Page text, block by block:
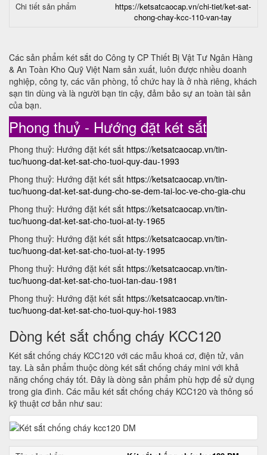
Chi tiết sản phẩm
https://ketsatcaocap.vn/chi-tiet/ket-sat-
chong-chay-kcc-110-van-tay
Các sản phẩm két sắt do Công ty CP Thiết Bị Vật Tư Ngân Hàng
& An Toàn Kho Quỹ Việt Nam sản xuất, luôn được nhiều doanh
nghiệp, công ty, các văn phòng, tổ chức hay là ở nhà riêng, khách
sạn tin dùng và là người bạn tin cậy, đảm bảo sự an toàn tài sản
của bạn.
Phong thuỷ - Hướng đặt két sắt
Phong thuỷ: Hướng đặt két sắt https://ketsatcaocap.vn/tin-
tuc/huong-dat-ket-sat-cho-tuoi-quy-dau-1993
Phong thuỷ: Hướng đặt két sắt https://ketsatcaocap.vn/tin-
tuc/huong-dat-ket-sat-dung-cho-se-dem-tai-loc-ve-cho-gia-chu
Phong thuỷ: Hướng đặt két sắt https://ketsatcaocap.vn/tin-
tuc/huong-dat-ket-sat-cho-tuoi-at-ty-1965
Phong thuỷ: Hướng đặt két sắt https://ketsatcaocap.vn/tin-
tuc/huong-dat-ket-sat-cho-tuoi-at-ty-1995
Phong thuỷ: Hướng đặt két sắt https://ketsatcaocap.vn/tin-
tuc/huong-dat-ket-sat-cho-tuoi-tan-dau-1981
Phong thuỷ: Hướng đặt két sắt https://ketsatcaocap.vn/tin-
tuc/huong-dat-ket-sat-cho-tuoi-quy-hoi-1983
Dòng két sắt chống cháy KCC120
Két sắt chống cháy KCC120 với các mẫu khoá cơ, điện tử, vân
tay. Là sản phẩm thuộc dòng két sắt chống cháy mini với khả
năng chống cháy tốt. Đây là dòng sản phẩm phù hợp để sử dụng
trong gia đình. Các mẫu két sắt chống cháy KCC120 và thông số
kỹ thuật cơ bản như sau: